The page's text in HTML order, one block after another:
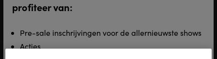
profiteer van:
Pre-sale inschrijvingen voor de allernieuwste shows
Acties